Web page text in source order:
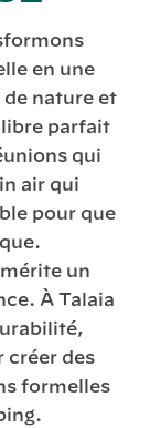
en une
nature et
parfait
qui
air qui
pour que
un
À Talaia
créer des
formelles